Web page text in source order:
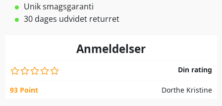
Unik smagsgaranti
30 dages udvidet returret
Anmeldelser
Din rating
93 Point Dorthe Kristine